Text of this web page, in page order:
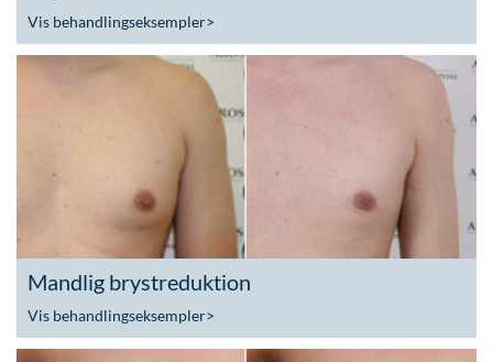
Vis behandlingseksempler>
Mandlig brystreduktion
Vis behandlingseksempler>